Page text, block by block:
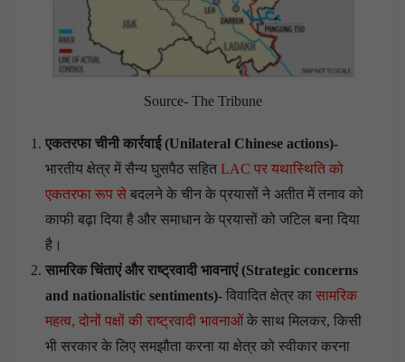
Source- The Tribune
एकतरफा चीनी कार्रवाई (Unilateral Chinese actions)-
भारतीय क्षेत्र में सैन्य घुसपैठ सहित LAC पर यथास्थिति को
एकतरफा रूप से बदलने के चीन के प्रयासों ने अतीत में तनाव को
काफी बढ़ा दिया है और समाधान के प्रयासों को जटिल बना दिया
है।
सामरिक चिंताएं और राष्ट्रवादी भावनाएं (Strategic concerns
and nationalistic sentiments)- विवादित क्षेत्र का सामरिक
महत्व, दोनों पक्षों की राष्ट्रवादी भावनाओंके साथ मिलकर, किसी
भी सरकार के लिए समझौता करना या क्षेत्र को स्वीकार करना